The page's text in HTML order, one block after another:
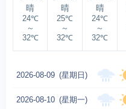
晴
24℃
～
32℃
晴
25℃
～
32℃
晴
24℃
～
32℃
2026-08-09 (星期日)
2026-08-10 (星期一)